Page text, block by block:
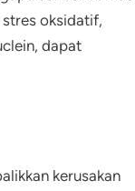
oksidatif,
dapat
kerusakan